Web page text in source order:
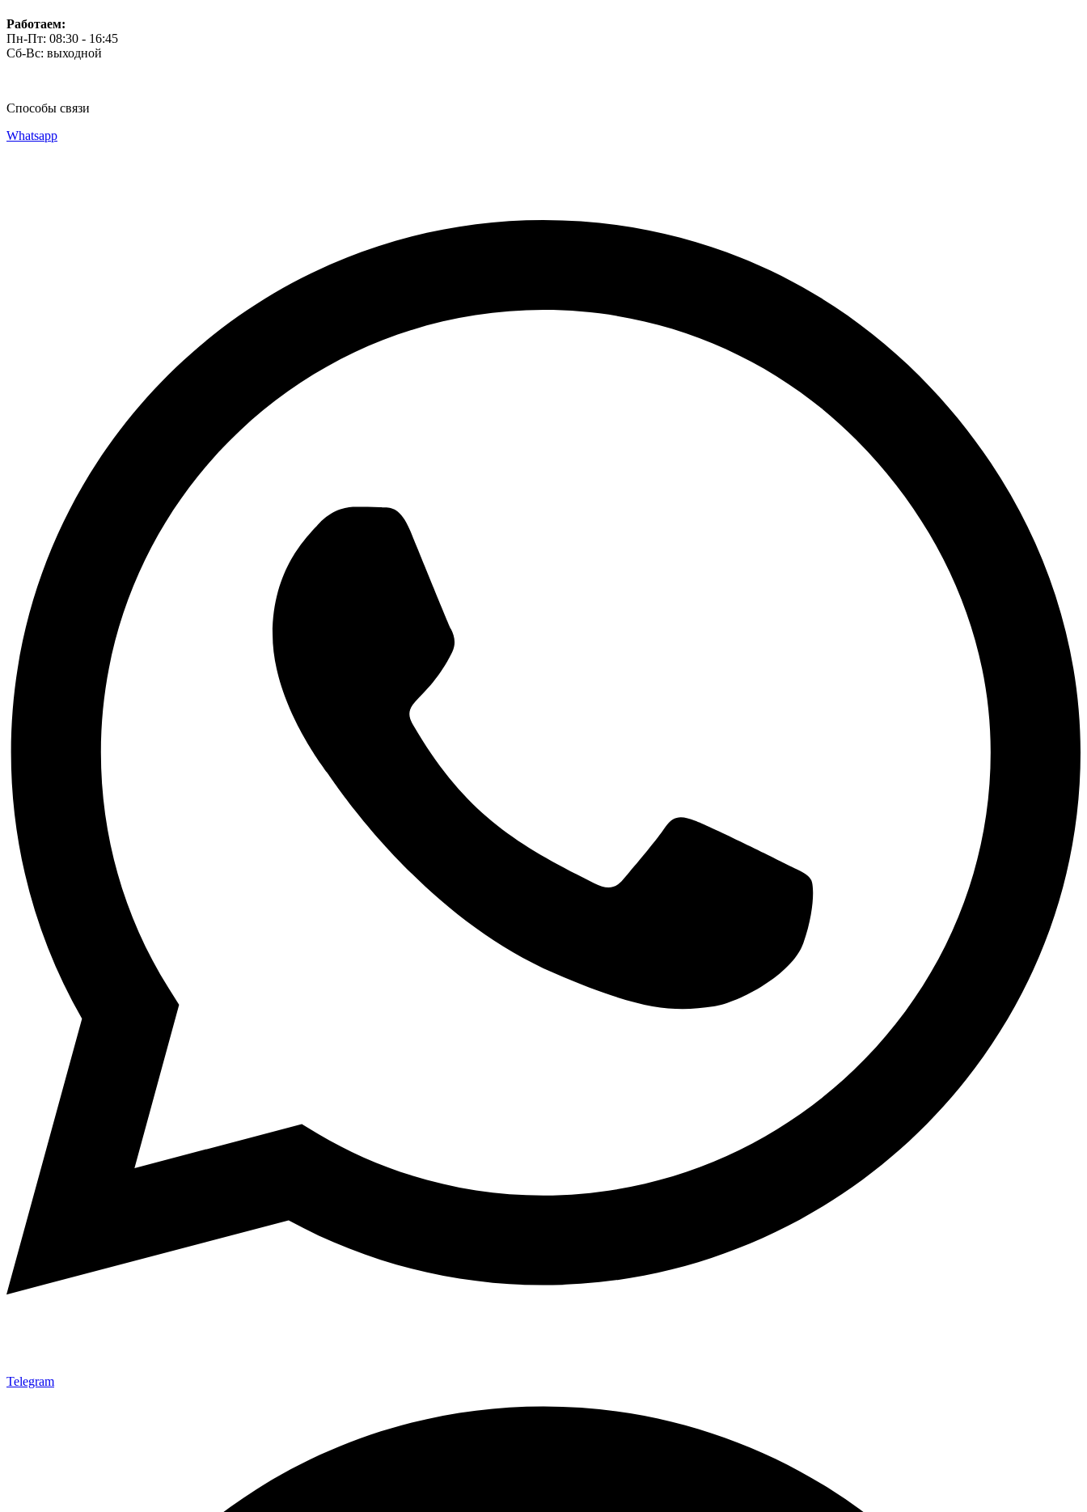
Работаем:
Пн-Пт: 08:30 - 16:45
Сб-Вс: выходной
Способы связи
Whatsapp
Telegram